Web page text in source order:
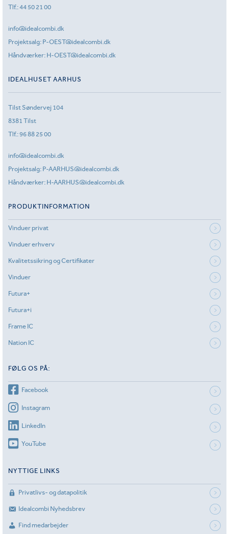
Tlf.:44 50 21 00
info@idealcombi.dk
Projektsalg: P-OEST@idealcombi.dk
Håndværker: H-OEST@idealcombi.dk
IDEALHUSET AARHUS
Tilst Søndervej 104
8381 Tilst
Tlf.:96 88 25 00
info@idealcombi.dk
Projektsalg: P-AARHUS@idealcombi.dk
Håndværker: H-AARHUS@idealcombi.dk
PRODUKTINFORMATION
Vinduer privat
Vinduer erhverv
Kvalitetssikring og Certifikater
Vinduer
Futura+
Futura+i
Frame IC
Nation IC
FØLG OS PÅ:
Facebook
Instagram
LinkedIn
YouTube
NYTTIGE LINKS
Privatlivs- og datapolitik
Idealcombi Nyhedsbrev
Find medarbejder